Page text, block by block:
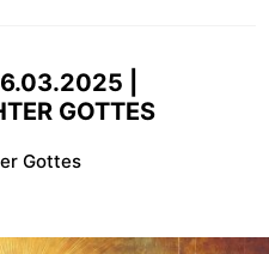
|
GOTTES
Gottes